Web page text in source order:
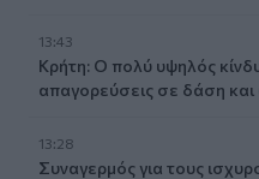
13:43
Κρήτη: Ο πολύ υψηλός
απαγορεύσεις σε δάση και
13:28
Συναγερμός για τους